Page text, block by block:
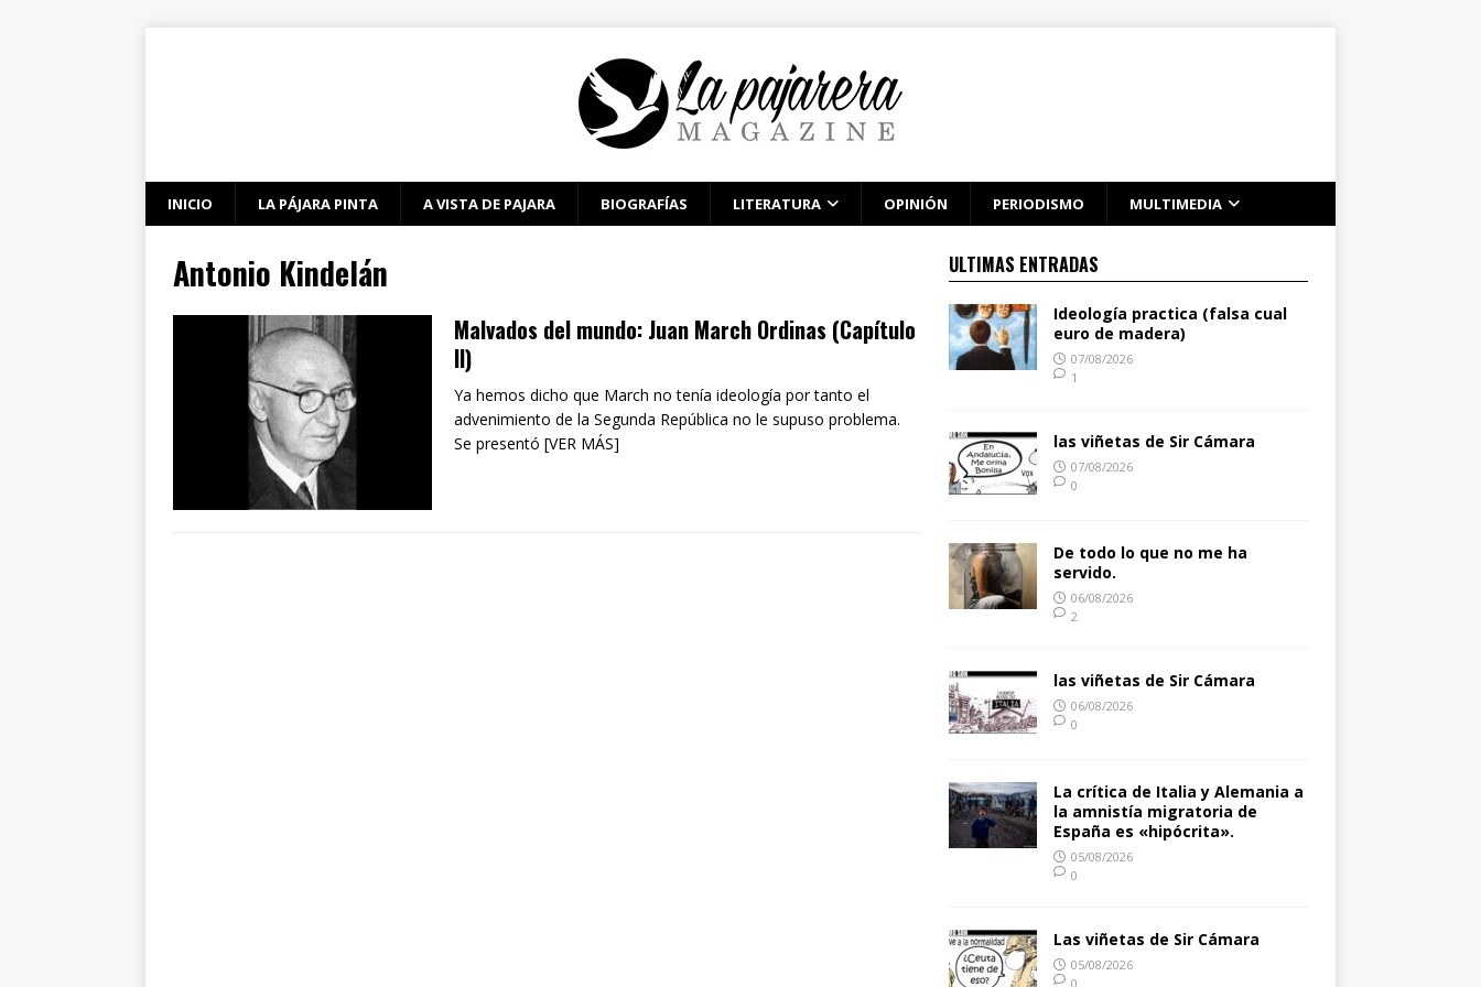
INICIO LA PÁJARA PINTA A VISTA DE PAJARA BIOGRAFÍAS LITERATURA OPINIÓN PERIODISMO MULTIMEDIA
Antonio Kindelán
Malvados del mundo: Juan March Ordinas (Capítulo
II)
Ya hemos dicho que March no tenía ideología por tanto el
advenimiento de la Segunda República no le supuso problema.
Se presentó [VER MÁS]
ULTIMAS ENTRADAS
Ideología practica (falsa cual
euro de madera)
07/08/2026
1
las viñetas de Sir Cámara
07/08/2026
0
De todo lo que no me ha
servido.
06/08/2026
2
las viñetas de Sir Cámara
06/08/2026
0
La crítica de Italia y Alemania a
la amnistía migratoria de
España es «hipócrita».
05/08/2026
0
Las viñetas de Sir Cámara
05/08/2026
0